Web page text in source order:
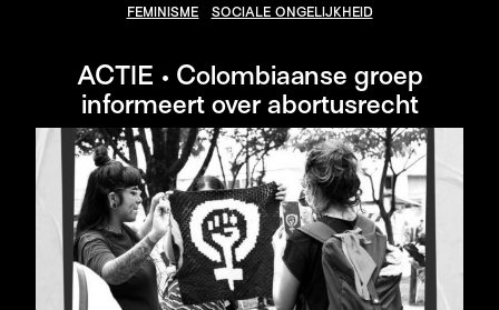
FEMINISME SOCIALE ONGELIJKHEID
ACTIE • Colombiaanse groep
informeert over abortusrecht